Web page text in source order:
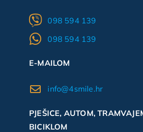
098 594 139
098 594 139
E-MAILOM
info@4smile.hr
PJEŠICE, AUTOM,
BICIKLOM